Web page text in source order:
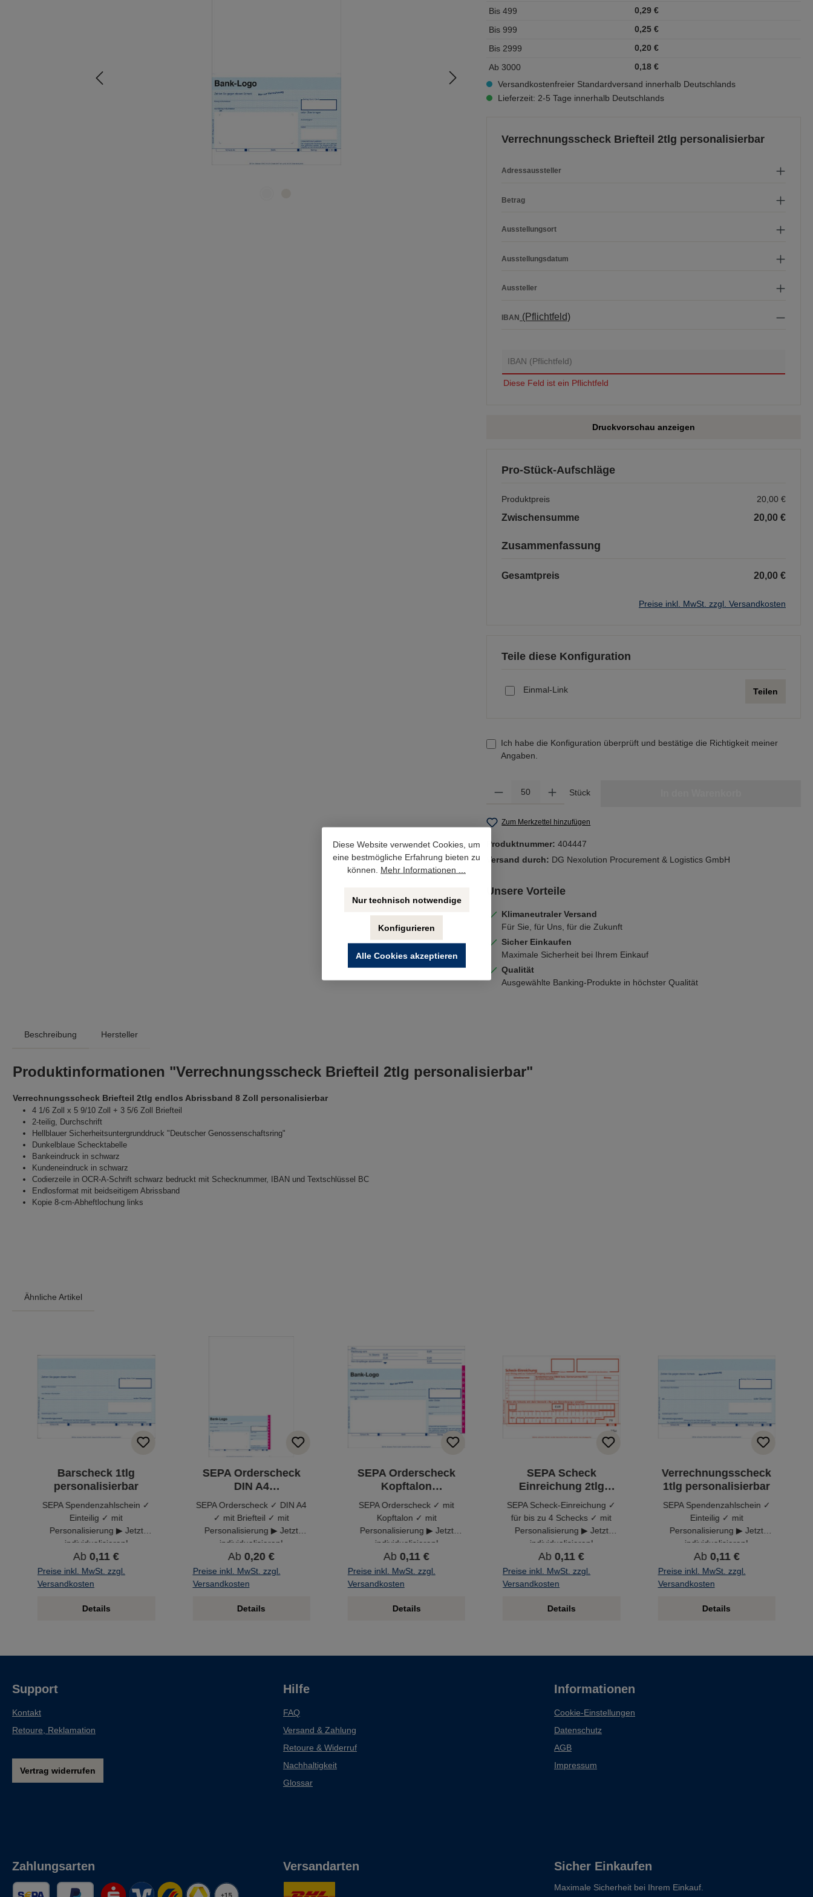
Bis 499
0,29 €
Bis 999
0,25 €
Bis 2999
0,20 €
Ab 3000
0,18 €
Versandkostenfreier Standardversand innerhalb Deutschlands
Lieferzeit: 2-5 Tage innerhalb Deutschlands
Verrechnungsscheck Briefteil 2tlg personalisierbar
Adressaussteller
Betrag
Ausstellungsort
Ausstellungsdatum
Aussteller
IBAN (Pflichtfeld)
Diese Feld ist ein Pflichtfeld
Druckvorschau anzeigen
Pro-Stück-Aufschläge
Produktpreis 20,00 €
Zwischensumme 20,00 €
Zusammenfassung
Gesamtpreis 20,00 €
Preise inkl. MwSt. zzgl. Versandkosten
Teile diese Konfiguration
Einmal-Link Teilen
Ich habe die Konfiguration überprüft und bestätige die Richtigkeit meiner
Angaben.
Stück
Zum Merkzettel hinzufügen
Produktnummer: 404447
Versand durch: DG Nexolution Procurement & Logistics GmbH
Unsere Vorteile
Klimaneutraler Versand
Für Sie, für Uns, für die Zukunft
Sicher Einkaufen
Maximale Sicherheit bei Ihrem Einkauf
Qualität
Ausgewählte Banking-Produkte in höchster Qualität
Beschreibung Hersteller
Produktinformationen "Verrechnungsscheck Briefteil 2tlg personalisierbar"
Verrechnungsscheck Briefteil 2tlg endlos Abrissband 8 Zoll personalisierbar
4 1/6 Zoll x 5 9/10 Zoll + 3 5/6 Zoll Briefteil
2-teilig, Durchschrift
Hellblauer Sicherheitsuntergrunddruck "Deutscher Genossenschaftsring"
Dunkelblaue Schecktabelle
Bankeindruck in schwarz
Kundeneindruck in schwarz
Codierzeile in OCR-A-Schrift schwarz bedruckt mit Schecknummer, IBAN und Textschlüssel BC
Endlosformat mit beidseitigem Abrissband
Kopie 8-cm-Abheftlochung links
Ähnliche Artikel
Barscheck 1tlg
personalisierbar
SEPA Spendenzahlschein ✓
Einteilig ✓ mit
Personalisierung ▶ Jetzt
individualisieren!
Ab0,11 €
Preise inkl. MwSt. zzgl.
Versandkosten
Details
SEPA Orderscheck
DIN A4
personalisierbar
SEPA Orderscheck ✓ DIN A4
✓ mit Briefteil ✓ mit
Personalisierung ▶ Jetzt
individualisieren!
Ab0,20 €
Preise inkl. MwSt. zzgl.
Versandkosten
Details
SEPA Orderscheck
Kopftalon
personalisierbar
SEPA Orderscheck ✓ mit
Kopftalon ✓ mit
Personalisierung ▶ Jetzt
individualisieren!
Ab 0,11 €
Preise inkl. MwSt. zzgl.
Versandkosten
Details
SEPA Scheck
Einreichung 2tlg
personalisierbar
SEPA Scheck-Einreichung ✓
für bis zu 4 Schecks ✓ mit
Personalisierung ▶ Jetzt
individualisieren!
Ab0,11 €
Preise inkl. MwSt. zzgl.
Versandkosten
Details
Verrechnungsscheck
1tlg personalisierbar
SEPA Spendenzahlschein ✓
Einteilig ✓ mit
Personalisierung ▶ Jetzt
individualisieren!
Ab 0,11 €
Preise inkl. MwSt. zzgl.
Versandkosten
Details
Support
Kontakt
Retoure, Reklamation
Vertrag widerrufen
Hilfe
FAQ
Versand & Zahlung
Retoure & Widerruf
Nachhaltigkeit
Glossar
Informationen
Cookie-Einstellungen
Datenschutz
AGB
Impressum
Zahlungsarten Versandarten Sicher Einkaufen
Maximale Sicherheit bei Ihrem Einkauf.
Diese Website verwendet Cookies, um
eine bestmögliche Erfahrung bieten zu
können. Mehr Informationen ...
Nur technisch notwendige
Konfigurieren
Alle Cookies akzeptieren